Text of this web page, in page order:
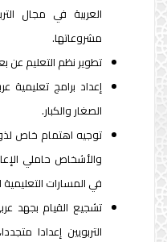
العربية في مجال
مشروعاتها.
تطوير نظم التعليم عن
إعداد برامج تعليمية
الصغار والكبار.
توجيه اهتمام خاص
والأشخاص حاملي
في المسارات
تشجيع القيام بجهد
التربويين إعدادا